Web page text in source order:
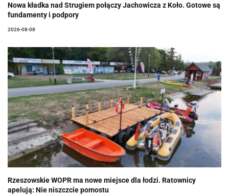
Nowa kładka nad Strugiem połączy Jachowicza z Koło. Gotowe są
fundamenty i podpory
2026-08-08
Rzeszowskie WOPR ma nowe miejsce dla łodzi. Ratownicy
apelują: Nie niszczcie pomostu